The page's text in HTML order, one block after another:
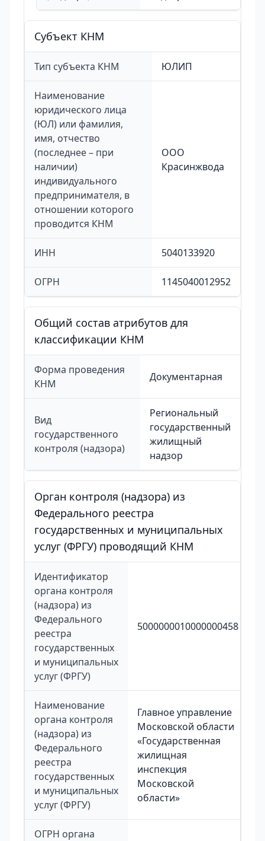
Cубъект КНМ
Тип субъекта КНМ ЮЛИП
Наименование
юридического лица
(ЮЛ) или фамилия,
имя, отчество
(последнее – при
наличии)
индивидуального
предпринимателя, в
отношении которого
проводится КНМ
ООО
Красинжвода
ИНН 5040133920
ОГРН 1145040012952
Общий состав атрибутов для
классификации КНМ
Форма проведения
КНМ
Документарная
Вид
государственного
контроля (надзора)
Региональный
государственный
жилищный
надзор
Орган контроля (надзора) из
Федерального реестра
государственных и муниципальных
услуг (ФРГУ) проводящий КНМ
Идентификатор
органа контроля
(надзора) из
Федерального
реестра
государственных
и муниципальных
услуг (ФРГУ)
5000000010000000458
Наименование
органа контроля
(надзора) из
Федерального
реестра
государственных
и муниципальных
услуг (ФРГУ)
Главное управление
Московской области
«Государственная
жилищная
инспекция
Московской
области»
ОГРН органа